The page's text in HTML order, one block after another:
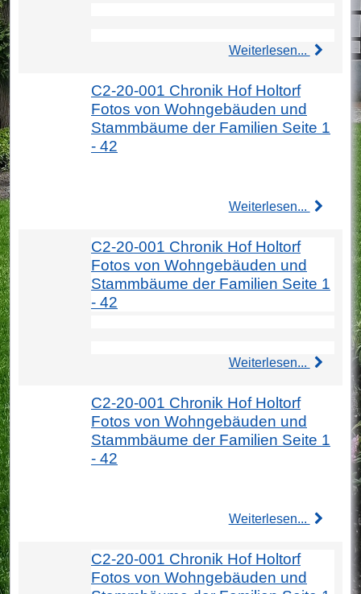
Weiterlesen...
C2-20-001 Chronik Hof Holtorf
Fotos von Wohngebäuden und
Stammbäume der Familien Seite 1
- 42
Weiterlesen...
C2-20-001 Chronik Hof Holtorf
Fotos von Wohngebäuden und
Stammbäume der Familien Seite 1
- 42
Weiterlesen...
C2-20-001 Chronik Hof Holtorf
Fotos von Wohngebäuden und
Stammbäume der Familien Seite 1
- 42
Weiterlesen...
C2-20-001 Chronik Hof Holtorf
Fotos von Wohngebäuden und